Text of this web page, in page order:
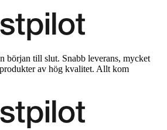
början till slut. Snabb leverans, mycket
av hög kvalitet. Allt kom